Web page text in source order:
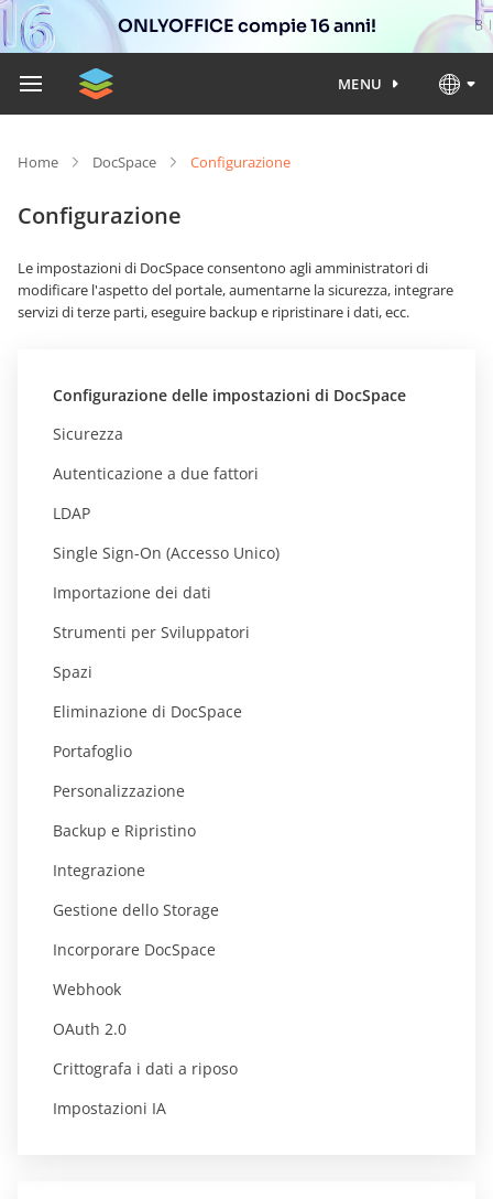
ONLYOFFICE compie 16 anni!
MENU
Home DocSpace Configurazione
Configurazione
Le impostazioni di DocSpace consentono agli amministratori di
modificare l'aspetto del portale, aumentarne la sicurezza, integrare
servizi di terze parti, eseguire backup e ripristinare i dati, ecc.
Configurazione delle impostazioni di DocSpace
Sicurezza
Autenticazione a due fattori
LDAP
Single Sign-On (Accesso Unico)
Importazione dei dati
Strumenti per Sviluppatori
Spazi
Eliminazione di DocSpace
Portafoglio
Personalizzazione
Backup e Ripristino
Integrazione
Gestione dello Storage
Incorporare DocSpace
Webhook
OAuth 2.0
Crittografa i dati a riposo
Impostazioni IA